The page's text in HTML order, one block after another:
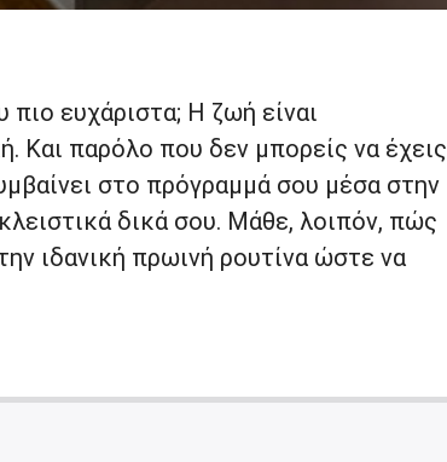
ευχάριστα; Η ζωή είναι
Και παρόλο που δεν μπορείς να έχεις
στο πρόγραμμά σου μέσα στην
δικά σου. Μάθε, λοιπόν, πώς
ιδανική πρωινή ρουτίνα ώστε να